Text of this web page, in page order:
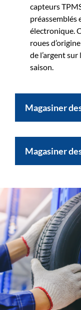
capteurs
préassemblés
électronique.
roues
de l’argent
saison.
Magasiner
Magasiner